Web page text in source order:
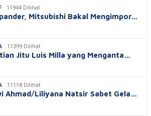
11944 Dilihat
Mitsubishi Bakal Mengimpor…
11399 Dilihat
Jitu Luis Milla yang Menganta…
11118 Dilihat
Ahmad/Liliyana Natsir Sabet Gela…